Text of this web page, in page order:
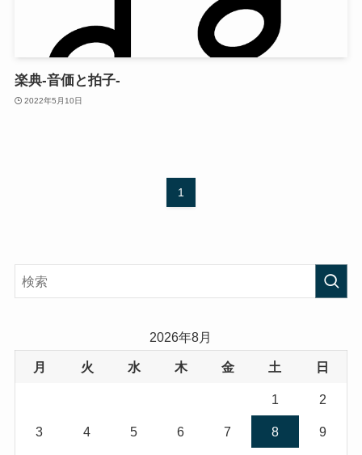
楽典-音価と拍子-
2022年5月10日
1
2026年8月
月 火 水 木 金 土 日
1 2
3 4 5 6 7 8 9